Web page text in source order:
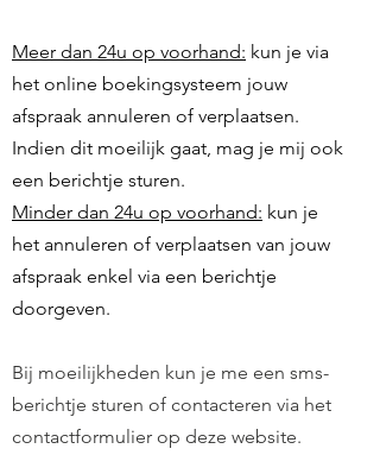
Meer dan 24u op voorhand: kun je via
het online boekingsysteem jouw
afspraak annuleren of verplaatsen.
Indien dit moeilijk gaat, mag je mij ook
een berichtje sturen.
Minder dan 24u op voorhand: kun je
het annuleren of verplaatsen van jouw
afspraak enkel via een berichtje
doorgeven.
Bij moeilijkheden kun je me een sms-
berichtje sturen of contacteren via het
contactformulier op deze website.